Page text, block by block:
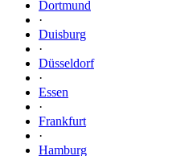
Dortmund
·
Duisburg
·
Düsseldorf
·
Essen
·
Frankfurt
·
Hamburg